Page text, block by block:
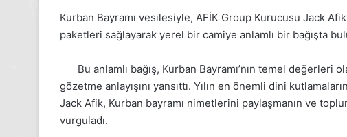
Kurban Bayramı vesilesiyle, AFİK Group Kurucusu Jack
paketleri sağlayarak yerel bir camiye anlamlı bir bağışta
Bu anlamlı bağış, Kurban Bayramı’nın temel değerleri
gözetme anlayışını yansıttı. Yılın en önemli dini
Jack Afik, Kurban bayramı nimetlerini paylaşmanın ve
vurguladı.